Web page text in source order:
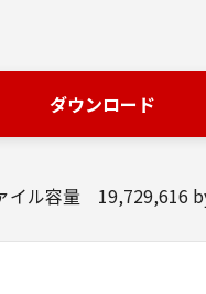
to your
of this Agreement
back-up purpose.
or permitted
reverse engineer the
ダウンロード
イル容量 19,729,616